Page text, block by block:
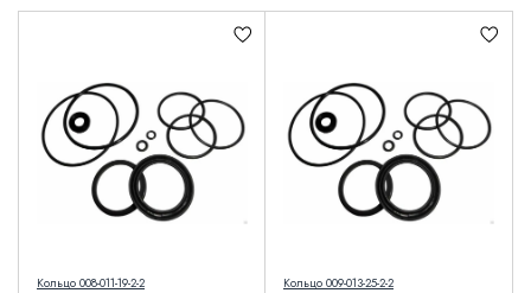
Кольцо 008-011-19-2-2 Кольцо 009-013-25-2-2